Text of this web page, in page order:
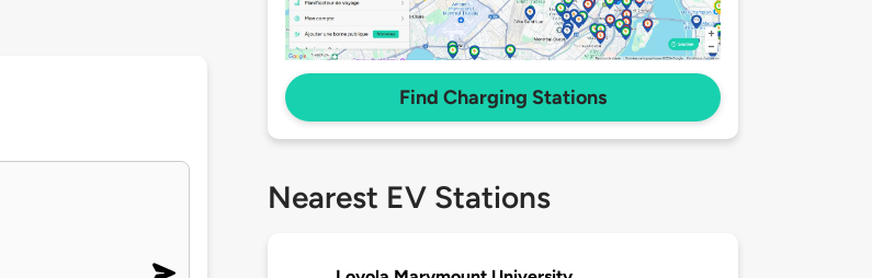
Find Charging Stations
Nearest EV Stations